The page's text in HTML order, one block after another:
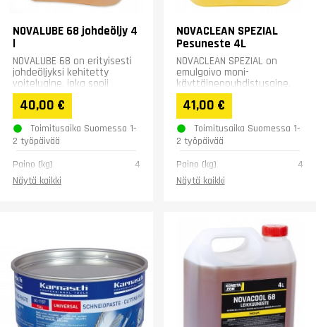
NOVALUBE 68 johdeöljy 4
l
NOVALUBE 68 on erityisesti
johdeöljyksi kehitetty
voiteluaine, joka sopii
käytettäväksi myös
vesisekoitteisten...
40,00 €
Toimitusaika Suomessa 1-
2 työpäivää
Paino (kg)
4
Näytä kaikki
NOVACLEAN SPEZIAL
Pesuneste 4L
NOVACLEAN SPEZIAL on
emulgoivo moni-
käyttäinenpuhdistusaine,
jolla on useita eri
käyttötapoja.
41,00 €
Toimitusaika Suomessa 1-
2 työpäivää
Paino (kg)
4
Näytä kaikki